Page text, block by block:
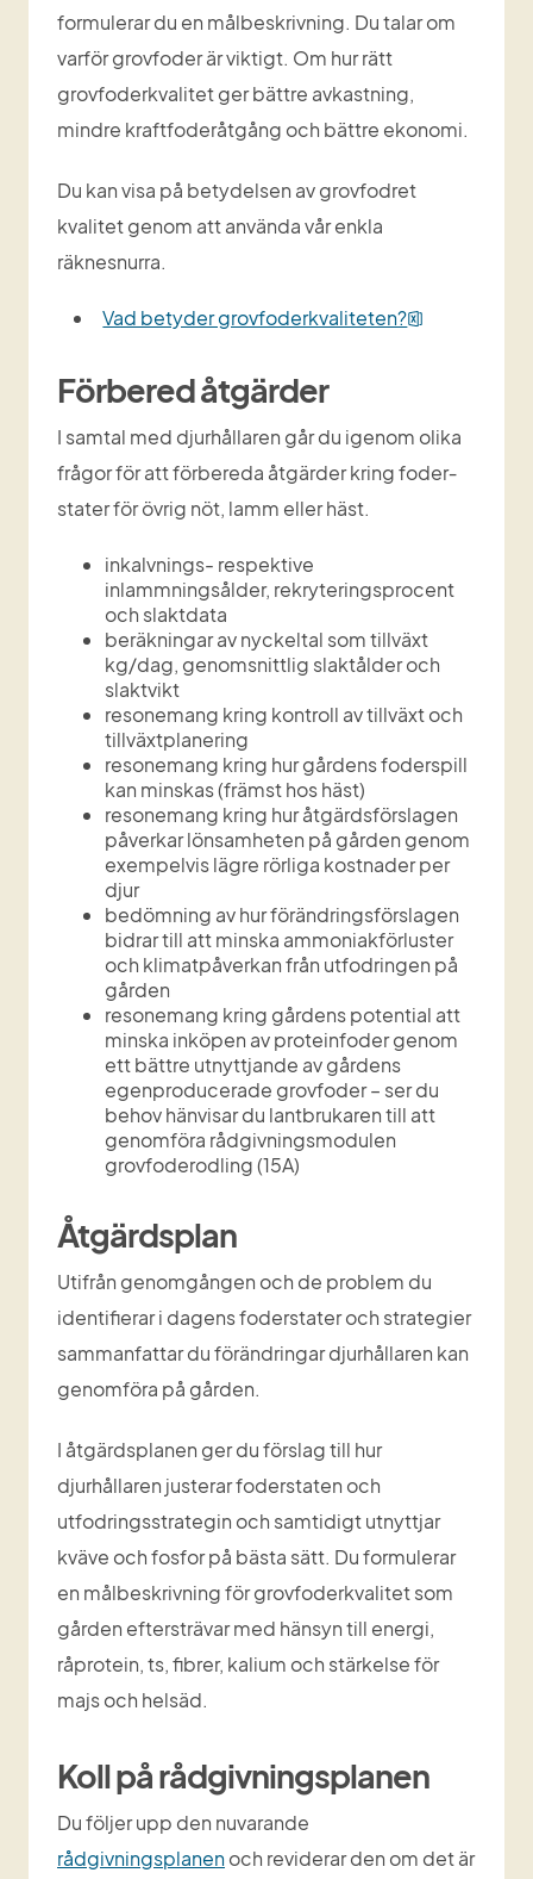
formulerar du en målbeskrivning. Du talar om
varför grovfoder är viktigt. Om hur rätt
grovfoderkvalitet ger bättre avkastning,
mindre kraftfoderåtgång och bättre ekonomi.
Du kan visa på betydelsen av grovfodret
kvalitet genom att använda vår enkla
räknesnurra.
Vad betyder grovfoderkvaliteten?
Förbered åtgärder
I samtal med djurhållaren går du igenom olika
frågor för att förbereda åtgärder kring foder­
stater för övrig nöt, lamm eller häst.
inkalvnings- respektive
inlammningsålder, rekryteringsprocent
och slaktdata
beräkningar av nyckeltal som tillväxt
kg/dag, genomsnittlig slaktålder och
slaktvikt
resonemang kring kontroll av tillväxt och
tillväxtplanering
resonemang kring hur gårdens foderspill
kan minskas (främst hos häst)
resonemang kring hur åtgärdsförslagen
påverkar lönsamheten på gården genom
exempelvis lägre rörliga kostnader per
djur
bedömning av hur förändringsförslagen
bidrar till att minska ammoniakförluster
och klimatpåverkan från utfodringen på
gården
resonemang kring gårdens potential att
minska inköpen av proteinfoder genom
ett bättre utnyttjande av gårdens
egenproducerade grovfoder – ser du
behov hänvisar du lantbrukaren till att
genomföra rådgivningsmodulen
grovfoderodling (15A)
Åtgärdsplan
Utifrån genomgången och de problem du
identifierar i dagens foderstater och strategier
sammanfattar du förändringar djurhållaren kan
genomföra på gården.
I åtgärdsplanen ger du förslag till hur
djurhållaren justerar foderstaten och
utfodringsstrategin och samtidigt utnyttjar
kväve och fosfor på bästa sätt. Du formulerar
en målbeskrivning för grovfoderkvalitet som
gården eftersträvar med hänsyn till energi,
råprotein, ts, fibrer, kalium och stärkelse för
majs och helsäd.
Koll på rådgivningsplanen
rådgivningsplanen och reviderar den om det är